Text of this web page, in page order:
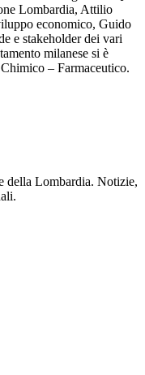
Lombardia, Attilio
economico, Guido
e stakeholder dei vari
milanese si è
– Farmaceutico.
della Lombardia. Notizie,